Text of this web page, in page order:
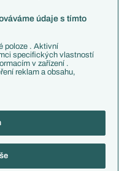
ČTK.
údajů
údaje s tímto
poloze . Aktivní
specifických vlastností
v zařízení .
reklam a obsahu,